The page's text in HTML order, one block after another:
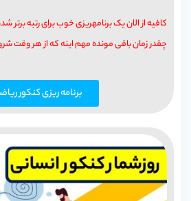
کافیه از الان یک برنامهریزی خوب برای رتبه
چقدر زمان باقی مونده مهم اینه که از هر وقت
برنامه ریزی کنکور